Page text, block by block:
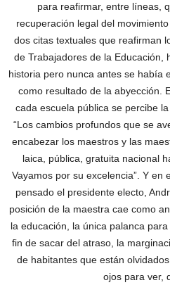
para reafirmar, entre líneas,
recuperación legal del
dos citas textuales que reafirman
de Trabajadores de la Educación,
historia pero nunca antes se había
como resultado de la abyección.
cada escuela pública se percibe
“Los cambios profundos que se
encabezar los maestros y las
laica, pública, gratuita nacional
Vayamos por su excelencia”. Y en
pensado el presidente electo,
posición de la maestra cae como
la educación, la única palanca
fin de sacar del atraso, la
de habitantes que están
ojos para ver,